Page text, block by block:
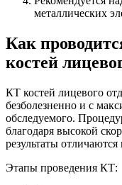
металлических
Как
костей
КТ костей лицевого
безболезненно и с
обследуемого.
благодаря высокой
результаты
Этапы проведения КТ: